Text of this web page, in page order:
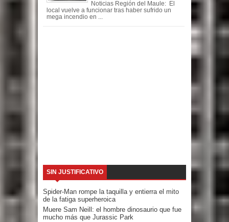
Noticias Región del Maule: El
local vuelve a funcionar tras haber sufrido un
mega incendio en ...
SIN JUSTIFICATIVO
Spider-Man rompe la taquilla y entierra el mito
de la fatiga superheroica
Muere Sam Neill: el hombre dinosaurio que fue
mucho más que Jurassic Park